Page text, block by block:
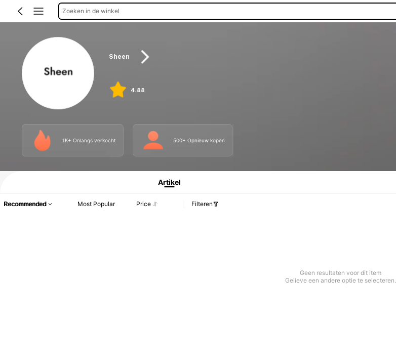
Zoeken in de winkel
Sheen
4.88
1K+ Onlangs verkocht 500+ Opnieuw kopen
Productinformatie: Prijsopenbaring, Verkoop- en Voorraadgegevens.
Artikel
Recommended Most Popular Price Filteren
Geen resultaten voor dit item
Gelieve een andere optie te selecteren.